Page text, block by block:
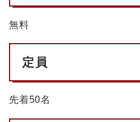
無料
定員
先着50名